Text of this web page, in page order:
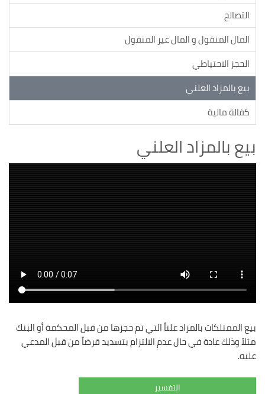
التصالح
المال المنقول و المال غير المنقول
الحجز الاحتياطي
بيع بالمزاد العلني
كفالة مالية
بيع بالمزاد العلني
بيع الممتلكات بالمزاد علناً التي تم حجزها من قبل المحكمة أو البنك
مثلاً وذلك عادة في حال عدم الالتزام بتسديد قرضاً من قبل المدعي
عليه.